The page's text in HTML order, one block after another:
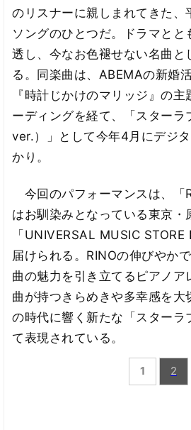
のリスナーに親しまれてきた、
ソングのひとつだ。ドラマとと
透し、今なお色褪せない名曲と
る。同楽曲は、ABEMAの新婚
『時計じかけのマリッジ』の
ーディングを経て、「スター
ver.）」として今年4月にデジ
かり。
今回のパフォーマンスは、「
はお馴染みとなっている東京・
「UNIVERSAL MUSIC
届けられる。RINOの伸びやか
曲の魅力を引き立てるピアノア
曲が持つきらめきや多幸感を大
の時代に響く新たな「スターラ
て表現されている。
1 2